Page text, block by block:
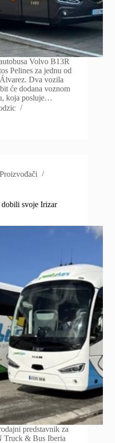
Volvo B13R
Pelines za jednu od
Dva vozila
će dodana voznom
koja posluje…
Proizvođači
dobili svoje Irizar
predstavnik za
Truck & Bus Iberia